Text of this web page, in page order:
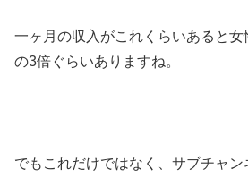
一ヶ月の収入がこれくらいあると
の3倍ぐらいありますね。
でもこれだけではなく、サブチャ